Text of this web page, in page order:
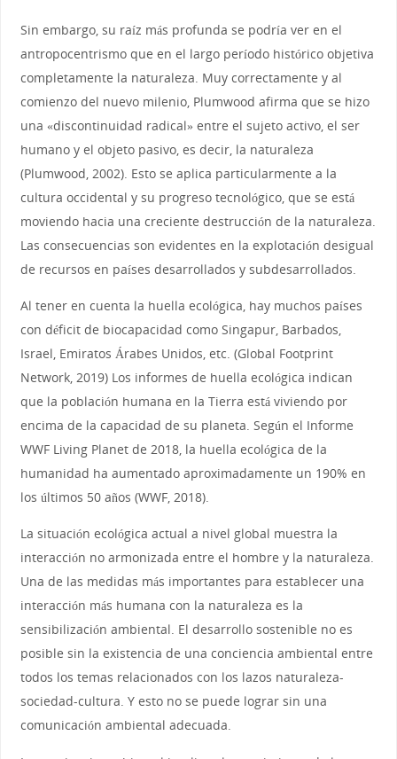
Sin embargo, su raíz más profunda se podría ver en el
antropocentrismo que en el largo período histórico objetiva
completamente la naturaleza. Muy correctamente y al
comienzo del nuevo milenio, Plumwood afirma que se hizo
una «discontinuidad radical» entre el sujeto activo, el ser
humano y el objeto pasivo, es decir, la naturaleza
(Plumwood, 2002). Esto se aplica particularmente a la
cultura occidental y su progreso tecnológico, que se está
moviendo hacia una creciente destrucción de la naturaleza.
Las consecuencias son evidentes en la explotación desigual
de recursos en países desarrollados y subdesarrollados.
Al tener en cuenta la huella ecológica, hay muchos países
con déficit de biocapacidad como Singapur, Barbados,
Israel, Emiratos Árabes Unidos, etc. (Global Footprint
Network, 2019) Los informes de huella ecológica indican
que la población humana en la Tierra está viviendo por
encima de la capacidad de su planeta. Según el Informe
WWF Living Planet de 2018, la huella ecológica de la
humanidad ha aumentado aproximadamente un 190% en
los últimos 50 años (WWF, 2018).
La situación ecológica actual a nivel global muestra la
interacción no armonizada entre el hombre y la naturaleza.
Una de las medidas más importantes para establecer una
interacción más humana con la naturaleza es la
sensibilización ambiental. El desarrollo sostenible no es
posible sin la existencia de una conciencia ambiental entre
todos los temas relacionados con los lazos naturaleza-
sociedad-cultura. Y esto no se puede lograr sin una
comunicación ambiental adecuada.